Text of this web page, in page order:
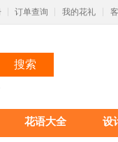
订单查询 我的花礼
搜索
花语大全 设